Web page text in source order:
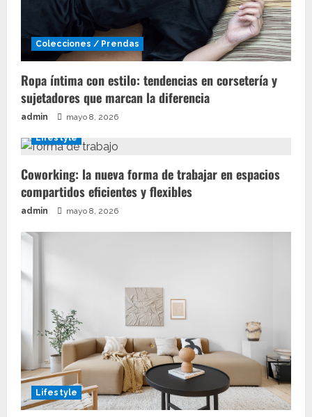
Colecciones / Prendas
Ropa íntima con estilo: tendencias en corsetería y
sujetadores que marcan la diferencia
admin mayo 8, 2026
Lifestyle
Coworking: la nueva forma de trabajar en espacios
compartidos eficientes y flexibles
admin mayo 8, 2026
Lifestyle